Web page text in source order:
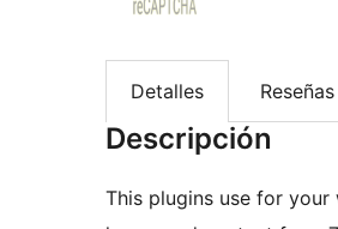
Detalles Reseñas
Descripción
This plugins use for your